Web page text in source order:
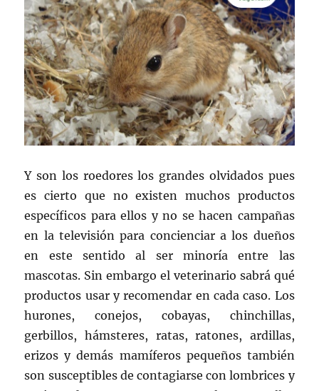
Y son los roedores los grandes olvidados pues
es cierto que no existen muchos productos
específicos para ellos y no se hacen campañas
en la televisión para concienciar a los dueños
en este sentido al ser minoría entre las
mascotas. Sin embargo el veterinario sabrá qué
productos usar y recomendar en cada caso. Los
hurones, conejos, cobayas, chinchillas,
gerbillos, hámsteres, ratas, ratones, ardillas,
erizos y demás mamíferos pequeños también
son susceptibles de contagiarse con lombrices y